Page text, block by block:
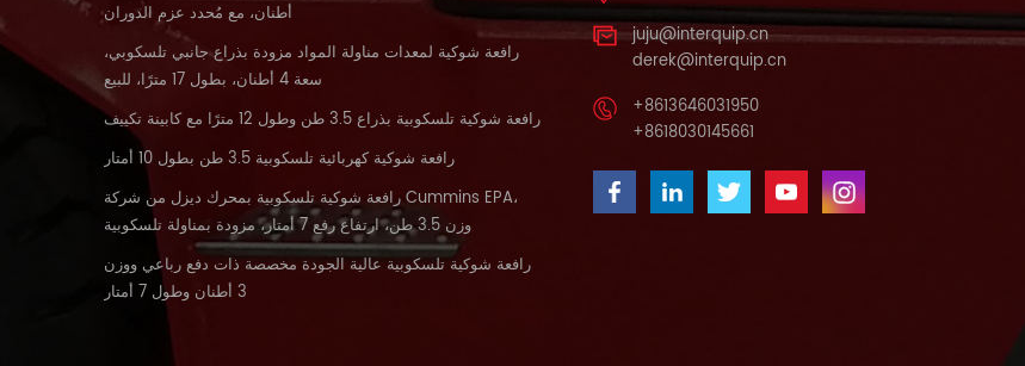
أطنان، مع مُحدد عزم الدوران
رافعة شوكية لمعدات مناولة المواد مزودة بذراع جانبي تلسكوبي،
سعة 4 أطنان، بطول 17 مترًا، للبيع
رافعة شوكية تلسكوبية بذراع 3.5 طن وطول 12 مترًا مع كابينة تكييف
رافعة شوكية كهربائية تلسكوبية 3.5 طن بطول 10 أمتار
رافعة شوكية تلسكوبية بمحرك ديزل من شركة Cummins EPA،
وزن 3.5 طن، ارتفاع رفع 7 أمتار، مزودة بمناولة تلسكوبية
رافعة شوكية تلسكوبية عالية الجودة مخصصة ذات دفع رباعي ووزن
3 أطنان وطول 7 أمتار
juju@interquip.cn
derek@interquip.cn
+8613646031950
+8618030145661